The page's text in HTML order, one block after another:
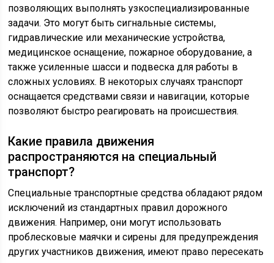
позволяющих выполнять узкоспециализированные
задачи. Это могут быть сигнальные системы,
гидравлические или механические устройства,
медицинское оснащение, пожарное оборудование, а
также усиленные шасси и подвеска для работы в
сложных условиях. В некоторых случаях транспорт
оснащается средствами связи и навигации, которые
позволяют быстро реагировать на происшествия.
Какие правила движения
распространяются на специальный
транспорт?
Специальные транспортные средства обладают рядом
исключений из стандартных правил дорожного
движения. Например, они могут использовать
проблесковые маячки и сирены для предупреждения
других участников движения, имеют право пересекать